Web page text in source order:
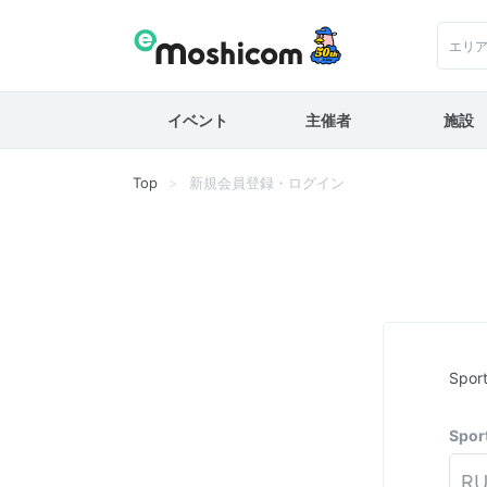
エリ
イベント 主催者 施設
Top 新規会員登録・ログイン